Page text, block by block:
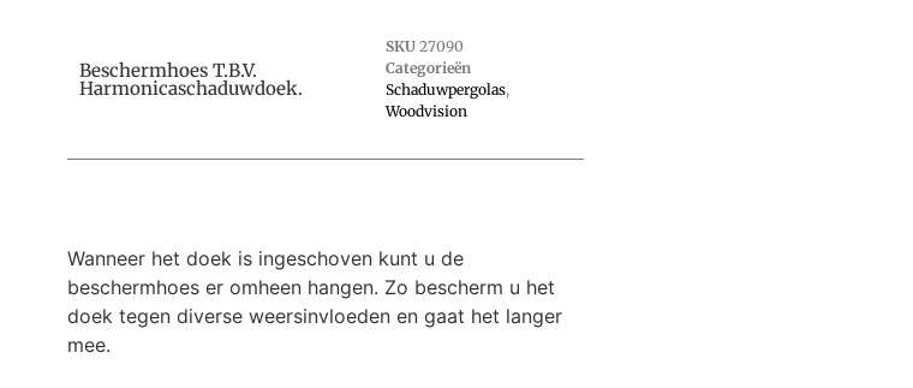
Beschermhoes T.b.v.
Harmonicaschaduwdoek.
SKU 27090
Categorieën
Schaduwpergolas,
Woodvision
Wanneer het doek is ingeschoven kunt u de
beschermhoes er omheen hangen. Zo bescherm u het
doek tegen diverse weersinvloeden en gaat het langer
mee.